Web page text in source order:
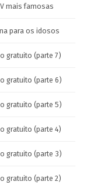
mais famosas
para os idosos
gratuito (parte 7)
gratuito (parte 6)
gratuito (parte 5)
gratuito (parte 4)
gratuito (parte 3)
gratuito (parte 2)